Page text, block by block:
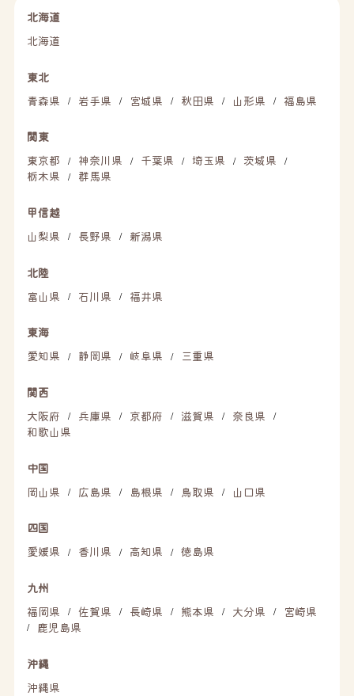
北海道
北海道
東北
青森県
/ 岩手県 / 宮城県 / 秋田県 / 山形県 / 福島県
関東
東京都
/ 神奈川県 / 千葉県 / 埼玉県 / 茨城県 /
栃木県 / 群馬県
甲信越
山梨県
/ 長野県 / 新潟県
北陸
富山県
/ 石川県 / 福井県
東海
愛知県
/ 静岡県 / 岐阜県 / 三重県
関西
大阪府
/ 兵庫県 / 京都府 / 滋賀県 / 奈良県 /
和歌山県
中国
岡山県
/ 広島県 / 島根県 / 鳥取県 / 山口県
四国
愛媛県
/ 香川県 / 高知県 / 徳島県
九州
福岡県
/ 佐賀県 / 長崎県 / 熊本県 / 大分県 / 宮崎県
/ 鹿児島県
沖縄
沖縄県